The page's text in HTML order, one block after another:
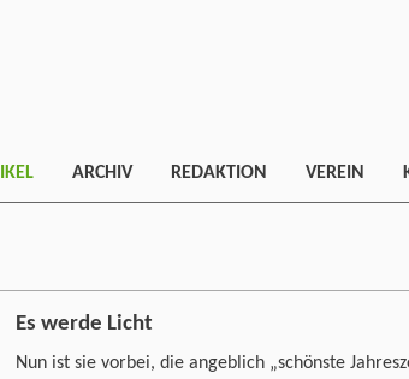
ARCHIV REDAKTION VEREIN
Es werde Licht
Nun ist sie vorbei, die angeblich „schönste